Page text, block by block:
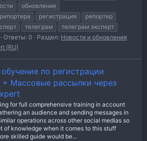
обновление
регистрация
репортер
телеграм
телеграм эксперт
Ответы: 0 Раздел: Новости и обновления
(RU)
по регистрации
+ Массовые рассылки через
for full comprehensive training in account
an audience and sending messages in
operations across other social medias so
of knowledge when it comes to this stuff
skilled guide would be...